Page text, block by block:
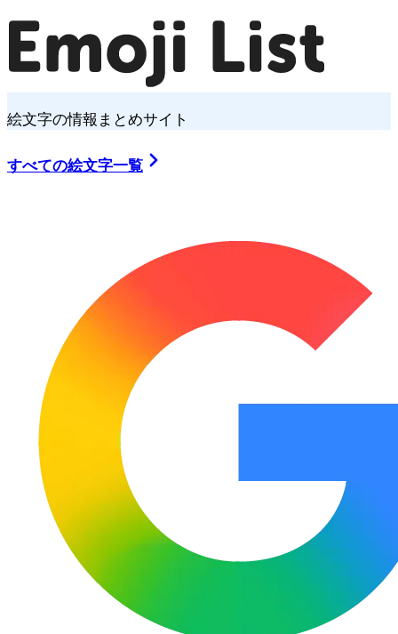
絵文字の情報まとめサイト
すべての絵文字一覧